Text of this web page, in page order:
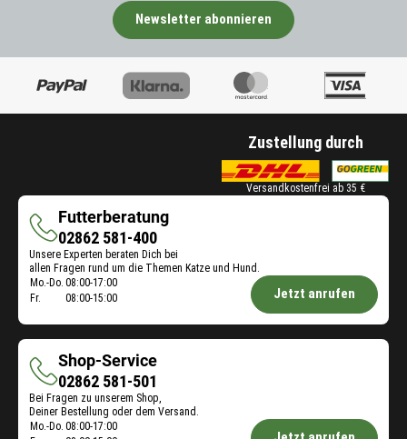
Newsletter abonnieren
Zustellung durch
Versandkostenfrei ab 35 €
Futterberatung
Futterberatung
02862 581-400
Unsere Experten beraten Dich bei
allen Fragen rund um die Themen Katze und Hund.
Öffnungszeiten
Futterberatung:
Mo.-Do. 08:00-17:00
Fr.
08:00-15:00 Jetzt anrufen
Shop-Service
Shop-
Service
02862 581-501
Bei Fragen zu unserem Shop,
Deiner Bestellung oder dem Versand.
Öffnungszeiten
Mo.-Do. 08:00-17:00